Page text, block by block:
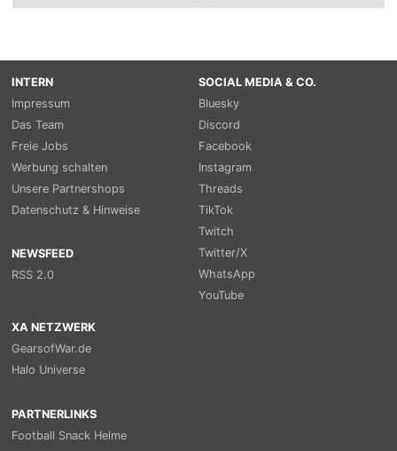
INTERN
Impressum
Das Team
Freie Jobs
Werbung schalten
Unsere Partnershops
Datenschutz & Hinweise
NEWSFEED
RSS 2.0
SOCIAL MEDIA & CO.
Bluesky
Discord
Facebook
Instagram
Threads
TikTok
Twitch
Twitter/X
WhatsApp
YouTube
XA NETZWERK
GearsofWar.de
Halo Universe
PARTNERLINKS
Football Snack Helme